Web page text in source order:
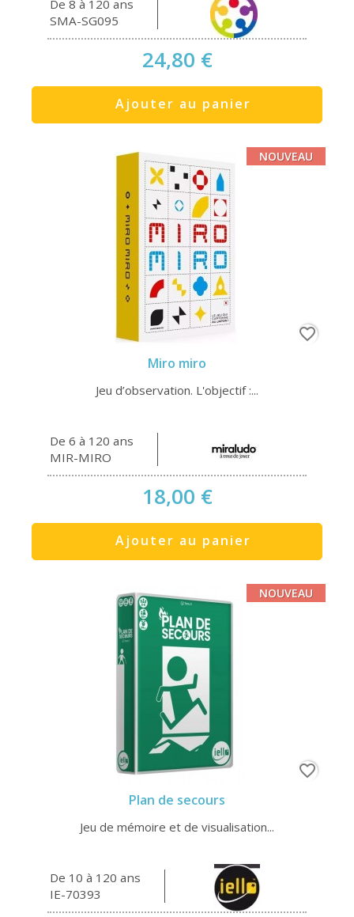
De 8 à 120 ans
SMA-SG095
24,80 €
Ajouter au panier
Miro miro
Jeu d’observation. L'objectif :...
De 6 à 120 ans
MIR-MIRO
18,00 €
Ajouter au panier
NOUVEAU
favorite_border
Plan de secours
Jeu de mémoire et de visualisation...
De 10 à 120 ans
IE-70393
NOUVEAU
favorite_border